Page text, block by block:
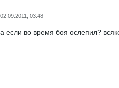
02.09.2011, 03:48
а если во время боя ослепил?